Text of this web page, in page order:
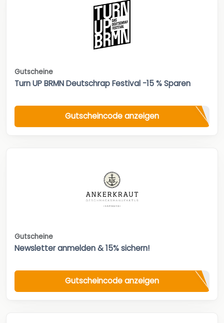
Gutscheine
Turn UP BRMN Deutschrap Festival -15 % Sparen
Gutscheincode anzeigen
Gutscheine
Newsletter anmelden & 15% sichern!
Gutscheincode anzeigen